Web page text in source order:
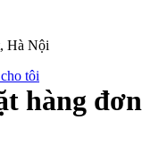
Hà Nội
tôi
hàng đơn